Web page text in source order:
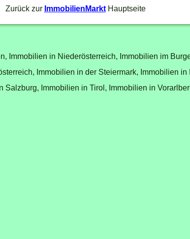
Zurück zur ImmobilienMarktHauptseite
Immobilien in Niederösterreich, Immobilien im
Immobilien in der Steiermark, Immobilien in
Salzburg, Immobilien in Tirol, Immobilien in